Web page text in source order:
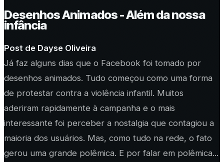
Desenhos Animados - Além da nossa
infância
Post de Dayse Oliveira
Já faz alguns dias que o Facebook foi tomado por
desenhos animados. Tudo começou como uma forma
de protestar contra a violência infantil. Muitos
aderiram rapidamente à campanha e o mais
interessante foi perceber a nostalgia que contagiou a
maioria dos usuários. Mas, como tudo na rede, o fato
gerou uma grande polêmica. E por falar em polêmica...